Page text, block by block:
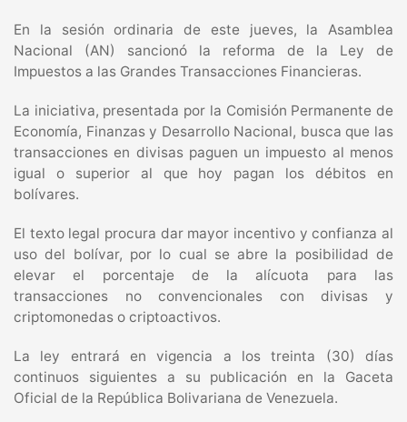
En la sesión ordinaria de este jueves, la Asamblea
Nacional (AN) sancionó la reforma de la Ley de
Impuestos a las Grandes Transacciones Financieras.
La iniciativa, presentada por la Comisión Permanente de
Economía, Finanzas y Desarrollo Nacional, busca que las
transacciones en divisas paguen un impuesto al menos
igual o superior al que hoy pagan los débitos en
bolívares.
El texto legal procura dar mayor incentivo y confianza al
uso del bolívar, por lo cual se abre la posibilidad de
elevar el porcentaje de la alícuota para las
transacciones no convencionales con divisas y
criptomonedas o criptoactivos.
La ley entrará en vigencia a los treinta (30) días
continuos siguientes a su publicación en la Gaceta
Oficial de la República Bolivariana de Venezuela.